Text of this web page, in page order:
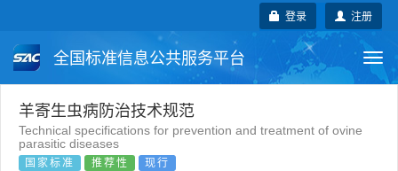
注册
登录
全国标准信息公共服务平台
国家标准 行业标准
团体标准
羊寄生虫病防治技术规范
Technical specifications for prevention and treatment of ovine
parasitic diseases
国家标准 推荐性 现行